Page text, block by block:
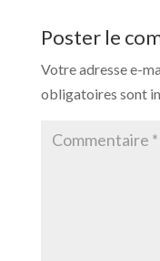
Poster le
Votre adresse e-
obligatoires sont